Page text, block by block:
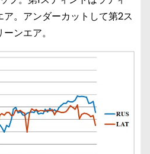
。アンダーカットして第2ス
ンエア。